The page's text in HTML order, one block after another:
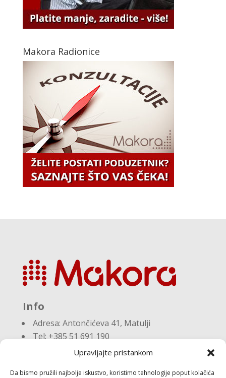
Upravljajte pristankom
Da bismo pružili najbolje iskustvo, koristimo tehnologije poput kolačića
Makora Radionice
Info
Adresa: Antončićeva 41, Matulji
Tel: +385 51 691 190
Email:knjigovodstvo@makora.hr